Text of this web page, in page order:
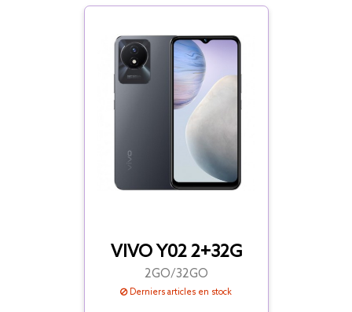
VIVO Y02 2+32G
2GO/32GO
Derniers articles en stock